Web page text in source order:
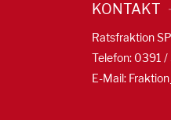
KONTAKT
Ratsfraktion
Telefon: 0391 /
E-Mail: